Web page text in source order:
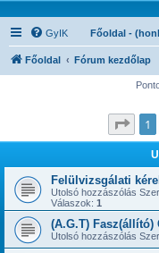
GyIK Főoldal -
Főoldal Fórum kezdőlap
1
Felülvizsgálati
Utolsó hozzászólás
Válaszok: 1
(A.G.T) Fasz(állító)
Utolsó hozzászólás